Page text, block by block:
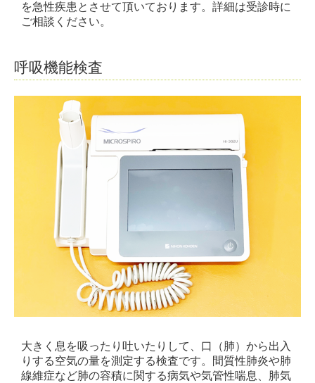
を急性疾患とさせて頂いております。詳細は受診時に
ご相談ください。
呼吸機能検査
大きく息を吸ったり吐いたりして、口（肺）から出入
りする空気の量を測定する検査です。間質性肺炎や肺
線維症など肺の容積に関する病気や気管性喘息、肺気